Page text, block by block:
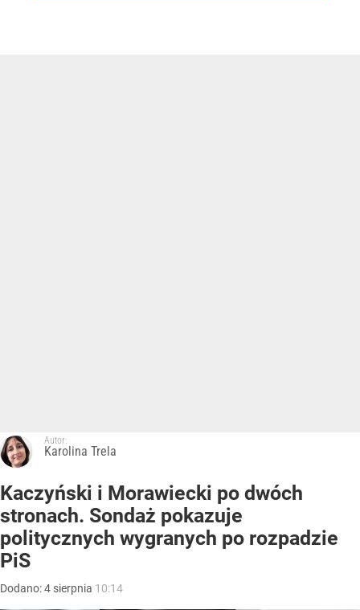
Autor:
Karolina Trela
Kaczyński i Morawiecki po dwóch
stronach. Sondaż pokazuje
politycznych wygranych po rozpadzie
PiS
Dodano:4 sierpnia 10:14